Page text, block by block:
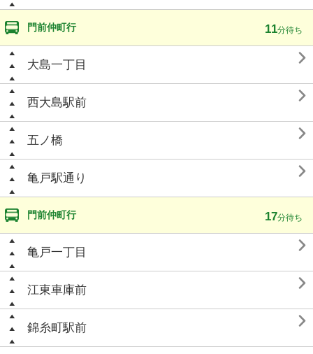
門前仲町行 11分待ち
大島一丁目 
西大島駅前 
五ノ橋 
亀戸駅通り 
門前仲町行 17分待ち
亀戸一丁目 
江東車庫前 
錦糸町駅前 